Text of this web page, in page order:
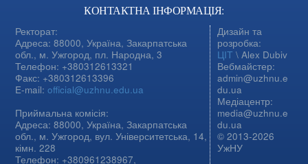
КОНТАКТНА ІНФОРМАЦІЯ:
Ректорат:
Адреса: 88000, Україна, Закарпатська
обл., м. Ужгород, пл. Народна, 3
Телефон: +380312613321
Факс: +380312613396
E-mail:official@uzhnu.edu.ua
Приймальна комісія:
Адреса: 88000, Україна, Закарпатська
обл., м. Ужгород, вул. Університетська, 14,
кімн. 228
Телефон: +380961238967,
Дизайн та
розробка:
ЦІТ \ Alex Dubiv
Вебмайстер:
admin@uzhnu.e
du.ua
Медіацентр:
media@uzhnu.e
du.ua
© 2013-2026
УжНУ